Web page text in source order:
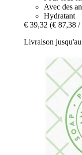
Avec des
Hydratant
€ 39,32 (€ 87,38
Livraison